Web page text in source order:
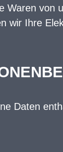
von
wir Ihre
Daten